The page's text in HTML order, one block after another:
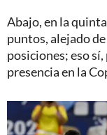
Abajo, en la
puntos, alejado
posiciones; eso
presencia en la